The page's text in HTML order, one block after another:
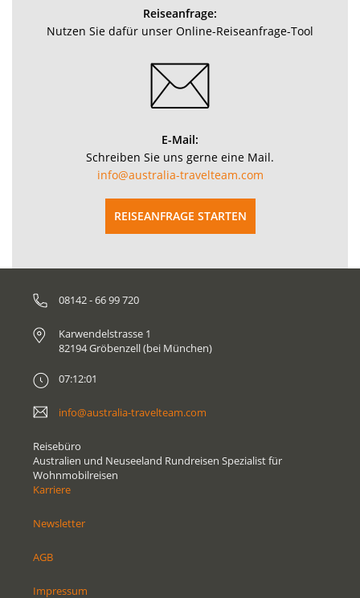
Reiseanfrage:
Nutzen Sie dafür unser Online-Reiseanfrage-Tool
E-Mail:
Schreiben Sie uns gerne eine Mail.
info@australia-travelteam.com
REISEANFRAGE STARTEN
08142 - 66 99 720
Karwendelstrasse 1
82194 Gröbenzell (bei München)
07:12:01
info@australia-travelteam.com
Reisebüro
Australien und Neuseeland Rundreisen Spezialist für
Wohnmobilreisen
Karriere
Newsletter
AGB
Impressum